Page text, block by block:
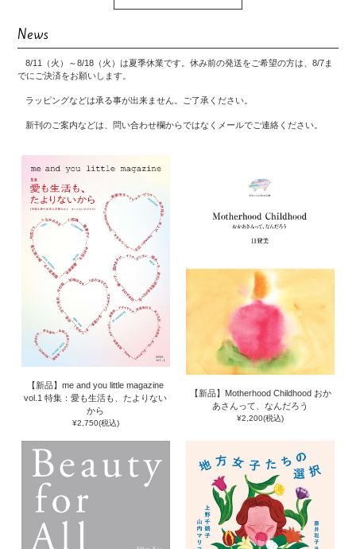
News
8/11（火）～8/18（火）は夏季休業です。休み前の発送をご希望の方は、8/7ま
でにご決済をお願いします。
ラッピングなどは承る事が出来ません。ご了承ください。
新刊のご案内などは、問い合わせ欄からではなくメールでご連絡ください。
【新品】me and you little magazine
vol.1 特集：愛も生活も、たよりない
から
¥2,750(税込)
【新品】Motherhood Childhood おか
あさんって、なんだろう
¥2,200(税込)